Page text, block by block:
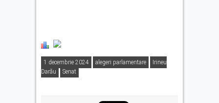
1 decembrie 2024 alegeri parlamentare
Irineu
Darău
Senat